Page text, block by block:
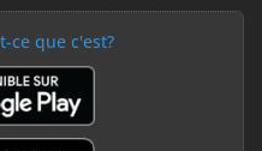
ce que c'est?